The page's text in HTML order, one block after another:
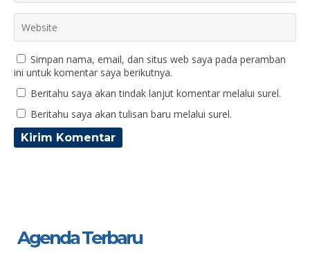
Simpan nama, email, dan situs web saya pada peramban
ini untuk komentar saya berikutnya.
Beritahu saya akan tindak lanjut komentar melalui surel.
Beritahu saya akan tulisan baru melalui surel.
Agenda Terbaru